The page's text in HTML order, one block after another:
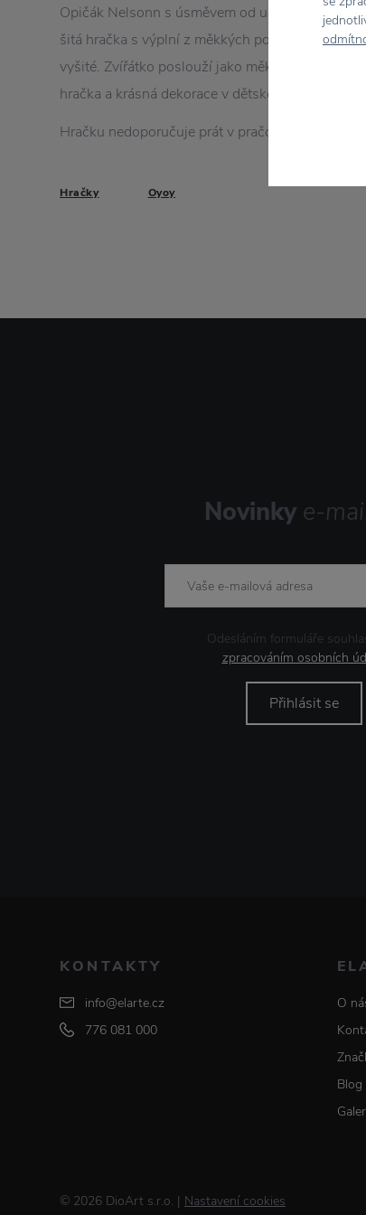
Opičák Nelsonn s úsměvem od ucha k uchu
šitá hračka s výplní z měkkých polyesterových
vyšité. Zvířátko poslouží jako měkký polštář v
hračka a krásná dekorace v dětském pokoji.
Hračku nedoporučuje prát v pračce, pouze ruční
Hračky Oyoy
Novinky e-
Odesláním formuláře
zpracováním osobních
Přihlásit se
KONTAKTY
info@elarte.cz
776 081 000
O
Blog
© 2026 DioArt s.r.o. | Nastavení cookies